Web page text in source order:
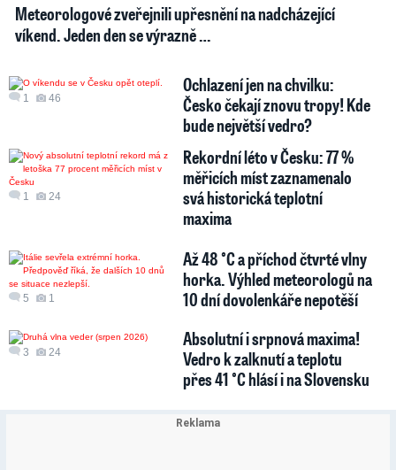
Meteorologové zveřejnili upřesnění na nadcházející
víkend. Jeden den se výrazně …
1 46
Ochlazení jen na chvilku:
Česko čekají znovu tropy! Kde
bude největší vedro?
1 24
Rekordní léto v Česku: 77 %
měřicích míst zaznamenalo
svá historická teplotní
maxima
5 1
Až 48 °C a příchod čtvrté vlny
horka. Výhled meteorologů na
10 dní dovolenkáře nepotěší
3 24
Absolutní i srpnová maxima!
Vedro k zalknutí a teplotu
přes 41 °C hlásí i na Slovensku